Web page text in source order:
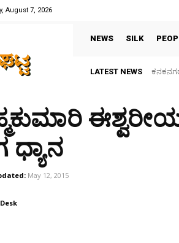
August 7, 2026
NEWS SILK
LATEST NEWS
May 12, 2015